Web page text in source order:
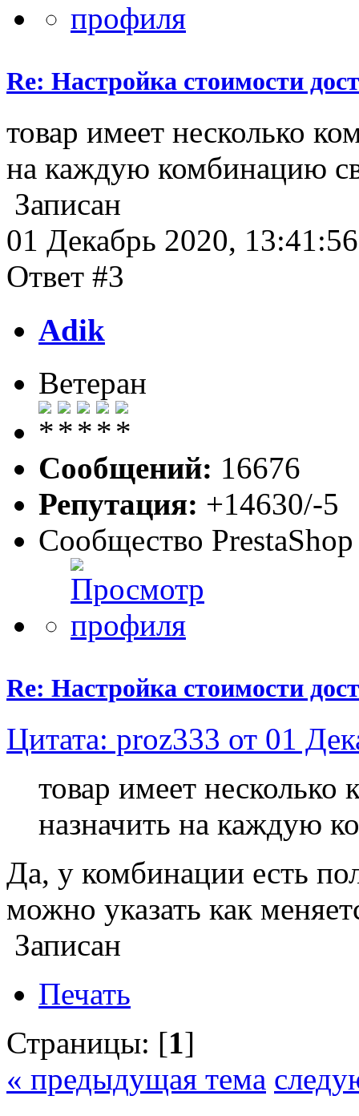
Re: Настройка стоимости
товар имеет несколько
на каждую комбинацию
Записан
01 Декабрь 2020, 13:41:56
Ответ #3
Adik
Ветеран
Сообщений: 16676
Репутация: +14630/-5
Сообщество PrestaShop
Re: Настройка стоимости
Цитата: proz333 от 01
товар имеет
назначить на каждую
Да, у комбинации есть
можно указать как
Записан
Печать
Страницы: [1]
« предыдущая тема